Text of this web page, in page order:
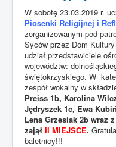
W sobotę 23.03.2019 r.
Piosenki Religijnej i
zorganizowanym pod
Syców przez Dom
udział przedstawiciele
województw:
świętokrzyskiego. W
zespół wokalny w
Preiss 1b, Karolina
Jędryszek 1c, Ewa
Lena Grzesiak 2b wraz
zajął II MIEJSCE.
baletnicy!!!